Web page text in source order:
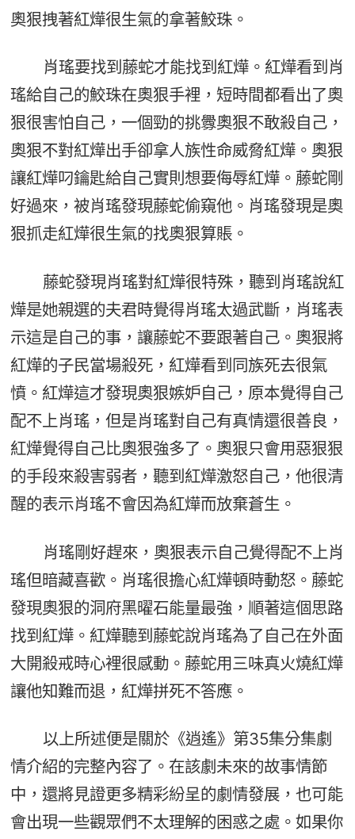
奧狠拽著紅燁很生氣的拿著鮫珠。
肖瑤要找到藤蛇才能找到紅燁。紅燁看到肖
瑤給自己的鮫珠在奧狠手裡，短時間都看出了奧
狠很害怕自己，一個勁的挑釁奧狠不敢殺自己，
奧狠不對紅燁出手卻拿人族性命威脅紅燁。奧狠
讓紅燁叼鑰匙給自己實則想要侮辱紅燁。藤蛇剛
好過來，被肖瑤發現藤蛇偷窺他。肖瑤發現是奧
狠抓走紅燁很生氣的找奧狠算賬。
藤蛇發現肖瑤對紅燁很特殊，聽到肖瑤說紅
燁是她親選的夫君時覺得肖瑤太過武斷，肖瑤表
示這是自己的事，讓藤蛇不要跟著自己。奧狠將
紅燁的子民當場殺死，紅燁看到同族死去很氣
憤。紅燁這才發現奧狠嫉妒自己，原本覺得自己
配不上肖瑤，但是肖瑤對自己有真情還很善良，
紅燁覺得自己比奧狠強多了。奧狠只會用惡狠狠
的手段來殺害弱者，聽到紅燁激怒自己，他很清
醒的表示肖瑤不會因為紅燁而放棄蒼生。
肖瑤剛好趕來，奧狠表示自己覺得配不上肖
瑤但暗藏喜歡。肖瑤很擔心紅燁頓時動怒。藤蛇
發現奧狠的洞府黑曜石能量最強，順著這個思路
找到紅燁。紅燁聽到藤蛇說肖瑤為了自己在外面
大開殺戒時心裡很感動。藤蛇用三味真火燒紅燁
讓他知難而退，紅燁拼死不答應。
以上所述便是關於《逍遙》第35集分集劇
情介紹的完整內容了。在該劇未來的故事情節
中，還將見證更多精彩紛呈的劇情發展，也可能
會出現一些觀眾們不太理解的困惑之處。如果你